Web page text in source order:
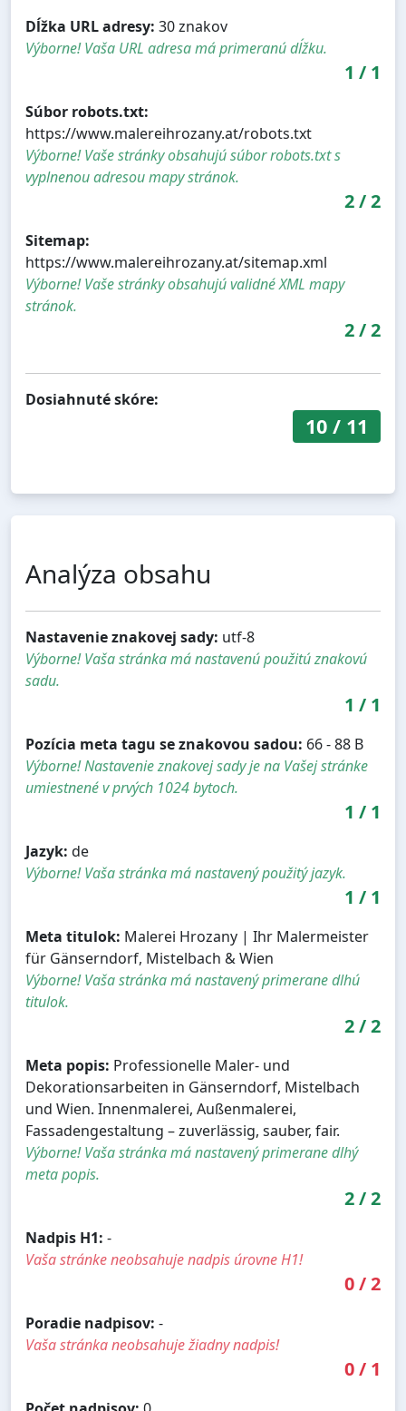
Dĺžka URL adresy: 30 znakov
Výborne! Vaša URL adresa má primeranú dĺžku.
1 / 1
Súbor robots.txt:
https://www.malereihrozany.at/robots.txt
Výborne! Vaše stránky obsahujú súbor robots.txt s
vyplnenou adresou mapy stránok.
2/2
Sitemap:
https://www.malereihrozany.at/sitemap.xml
Výborne! Vaše stránky obsahujú validné XML mapy
stránok.
2/2
Dosiahnuté skóre:
10/ 11
Analýza obsahu
Nastavenie znakovej sady: utf-8
Výborne! Vaša stránka má nastavenú použitú znakovú
sadu.
1 / 1
Pozícia meta tagu se znakovou sadou: 66 - 88 B
Výborne! Nastavenie znakovej sady je na Vašej stránke
umiestnené v prvých 1024 bytoch.
1 / 1
Jazyk: de
Výborne! Vaša stránka má nastavený použitý jazyk.
1 / 1
Meta titulok: Malerei Hrozany | Ihr Malermeister
für Gänserndorf, Mistelbach & Wien
Výborne! Vaša stránka má nastavený primerane dlhú
titulok.
2/2
Meta popis: Professionelle Maler- und
Dekorationsarbeiten in Gänserndorf, Mistelbach
und Wien. Innenmalerei, Außenmalerei,
Fassadengestaltung – zuverlässig, sauber, fair.
Výborne! Vaša stránka má nastavený primerane dlhý
meta popis.
2/2
Nadpis H1: -
Vaša stránke neobsahuje nadpis úrovne H1!
0/2
Poradie nadpisov: -
Vaša stránka neobsahuje žiadny nadpis!
0/ 1